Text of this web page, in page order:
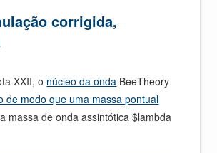
corrigida,
XXII, o núcleo da onda BeeTheory
de modo que uma massa pontual
massa de onda assintótica $lambda